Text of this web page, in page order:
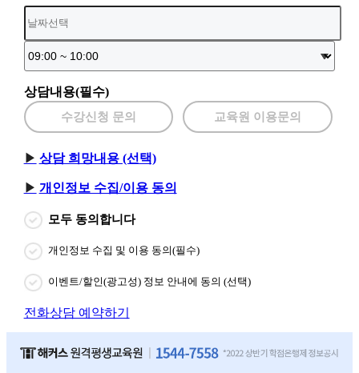
상담내용(필수)
수강신청 문의 교육원 이용문의
상담 희망내용 (선택)
개인정보 수집/이용 동의
모두 동의합니다
개인정보 수집 및 이용 동의(필수)
이벤트/할인(광고성) 정보 안내에 동의 (선택)
전화상담 예약하기